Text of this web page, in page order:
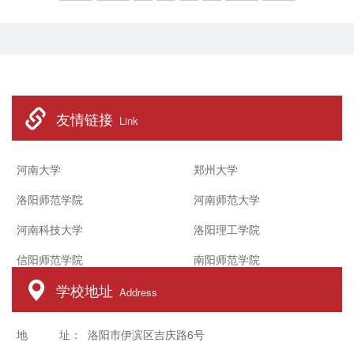
相关内容。随后，他结合正在开展的教
育教学审核评估工作...
友情链接 Link
河南大学
洛阳师范学院
河南科技大学
信阳师范学院
郑州大学
河南师范大学
洛阳理工学院
南阳师范学院
学校地址 Address
地 址： 洛阳市伊滨区吉庆路6号